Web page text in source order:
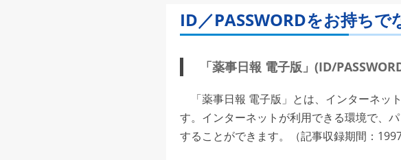
ID／PASSWORDをお持ちで
「薬事日報 電子版」(ID/
「薬事日報 電子版」とは、インターネッ
す。インターネットが利用できる環境で、
することができます。（記事収録期間：